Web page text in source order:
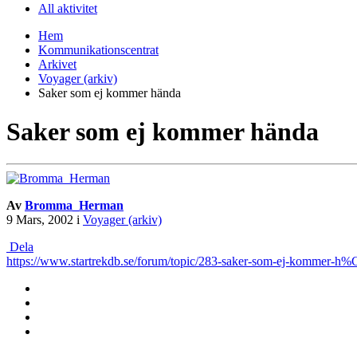
All aktivitet
Hem
Kommunikationscentrat
Arkivet
Voyager (arkiv)
Saker som ej kommer hända
Saker som ej kommer hända
Av Bromma_Herman
9 Mars, 2002 i Voyager (arkiv)
Dela
https://www.startrekdb.se/forum/topic/283-saker-som-ej-kommer-